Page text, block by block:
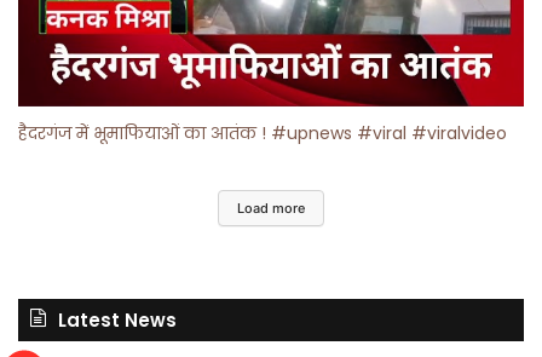
हैदरगंज में भूमाफियाओं का आतंक ! #upnews #viral #viralvideo
Load more
Latest News